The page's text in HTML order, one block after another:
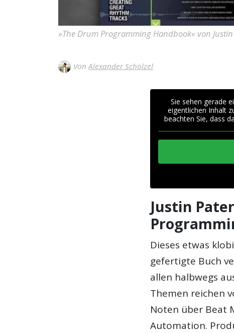
»The Drum Programming Handbook« von
Von Alexander Schölzel
Sie sehen gerade
eigentlichen Inhalt
beachten Sie, dass
Justin
Dieses etwas
gefertigte Buch
allen halbwegs
Themen reichen
Noten über Beat
Automation.